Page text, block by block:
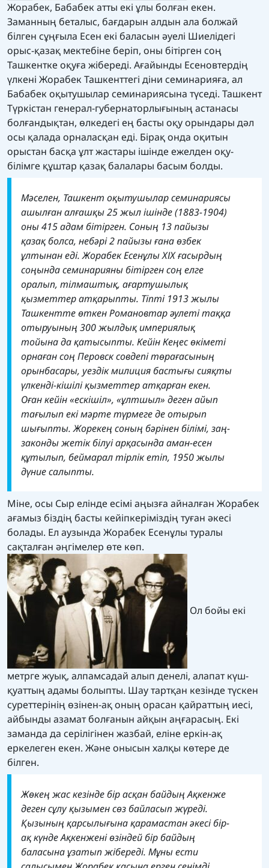
Жорабек, Бабабек атты екі ұлы болған екен.
Заманның беталыс, бағдарын алдын ала болжай
білген сұңғыла Есен екі баласын әуелі Шиелідегі
орыс-қазақ мектебіне беріп, оны бітірген соң
Ташкентке оқуға жібереді. Ағайынды Есеновтердің
үлкені Жорабек Ташкенттегі діни семинарияға, ал
Бабабек оқытушылар семинариясына түседі. Ташкент
Түркістан генерал-губернаторлығының астанасы
болғандықтан, өлкедегі ең басты оқу орындары дәл
осы қалада орналасқан еді. Бірақ онда оқитын
орыстан басқа ұлт жастары ішінде ежелден оқу-
білімге құштар қазақ балалары басым болды.
Мәселен, Ташкент оқытушылар семинариясы
ашылған алғашқы 25 жыл ішінде (1883-1904)
оны 415 адам бітірген. Соның 13 пайызы
қазақ болса, небәрі 2 пайызы ғана өзбек
ұлтынан еді. Жорабек Есенұлы ХІХ ғасырдың
соңында семинарияны бітірген соң елге
оралып, тілмаштық, ағартушылық
қызметтер атқарыпты. Тіпті 1913 жылы
Ташкентте өткен Романовтар әулеті таққа
отыруының 300 жылдық империялық
тойына да қатысыпты. Кейін Кеңес өкіметі
орнаған соң Перовск совдепі төрағасының
орынбасары, уездік милиция бастығы сияқты
үлкенді-кішілі қызметтер атқарған екен.
Оған кейін «ескішіл», «ұлтшыл» деген айып
тағылып екі мәрте түрмеге де отырып
шығыпты. Жорекең соның бәрінен білімі, заң-
законды жетік білуі арқасында аман-есен
құтылып, беймарал тірлік етіп, 1950 жылы
дүние салыпты.
Міне, осы Сыр елінде есімі аңызға айналған Жорабек
ағамыз біздің басты кейіпкеріміздің туған әкесі
болады. Ел аузында Жорабек Есенұлы туралы
сақталған әңгімелер өте көп.
Ол бойы екі
метрге жуық, алпамсадай алып денелі, алапат күш-
қуаттың адамы болыпты. Шау тартқан кезінде түскен
суреттерінің өзінен-ақ оның орасан қайраттың иесі,
айбынды азамат болғанын айқын аңғарасың. Екі
заманда да серілігінен жазбай, еліне еркін-ақ
еркелеген екен. Және онысын халқы көтере де
білген.
Жөкең жас кезінде бір асқан байдың Ақкенже
деген сұлу қызымен сөз байласып жүреді.
Қызының қарсылығына қарамастан әкесі бір-
ақ күнде Ақкенжені өзіндей бір байдың
баласына ұзатып жібереді. Мұны ести